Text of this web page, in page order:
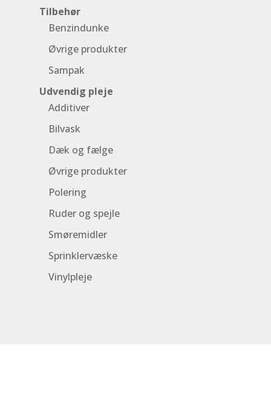
Tilbehør
Benzindunke
Øvrige produkter
Sampak
Udvendig pleje
Additiver
Bilvask
Dæk og fælge
Øvrige produkter
Polering
Ruder og spejle
Smøremidler
Sprinklervæske
Vinylpleje